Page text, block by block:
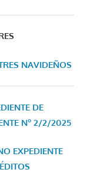
NAVIDEÑOS
DE
Nº 2/2/2025
EXPEDIENTE